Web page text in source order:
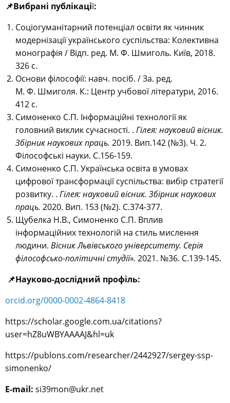
📌Вибрані публікації:
Соціогуманітарний потенціал освіти як чинник
модернізації українського суспільства: Колективна
монографія / Відп. ред. М. Ф. Шмиголь. Київ, 2018.
326 с.
Основи філософії: навч. посіб. / За. ред.
М. Ф. Шмиголя. К.: Центр учбової літератури, 2016.
412 с.
Симоненко С.П. Інформаційні технології як
головний виклик сучасності. . Гілея: науковий вісник.
Збірник наукових праць. 2019. Вип.142 (№3). Ч. 2.
Філософські науки. С.156-159.
Симоненко С.П. Українська освіта в умовах
цифрової трансформації суспільства: вибір стратегії
розвитку. . Гілея: науковий вісник. Збірник наукових
праць. 2020. Вип. 153 (№2). С.374-377.
Щубелка Н.В., Симоненко С.П. Вплив
інформаційних технологій на стиль мислення
людини. Вісник Львівського університету. Серія
філософсько-політичні студії». 2021. №36. С.139-145.
📌Науково-дослідний профіль:
orcid.org/0000-0002-4864-8418
https://scholar.google.com.ua/citations?
user=hZ8uWBYAAAAJ&hl=uk
https://publons.com/researcher/2442927/sergey-ssp-
simonenko/
Е-mail: si39mon@ukr.net